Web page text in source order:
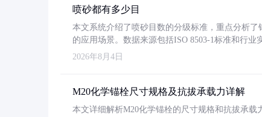
喷砂都有多少目
本文系统介绍了喷砂目数的分级标准，重点分析了
的应用场景。数据来源包括ISO 8503-1标准和行业
2026年8月4日
M20化学锚栓尺寸规格及抗拔承载力详解
本文详细解析M20化学锚栓的尺寸规格和抗拔承